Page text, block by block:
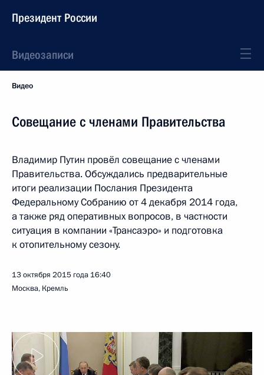
Президент России
Видеозаписи
Видео
Совещание с членами Правительства
Владимир Путин провёл совещание с членами
Правительства. Обсуждались предварительные
итоги реализации Послания Президента
Федеральному Собранию от 4 декабря 2014 года,
а также ряд оперативных вопросов, в частности
ситуация в компании «Трансаэро» и подготовка
к отопительному сезону.
13 октября 2015 года 16:40
Москва, Кремль